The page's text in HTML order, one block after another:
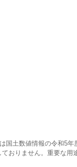
土数値情報の令和5年
おりません。重要な